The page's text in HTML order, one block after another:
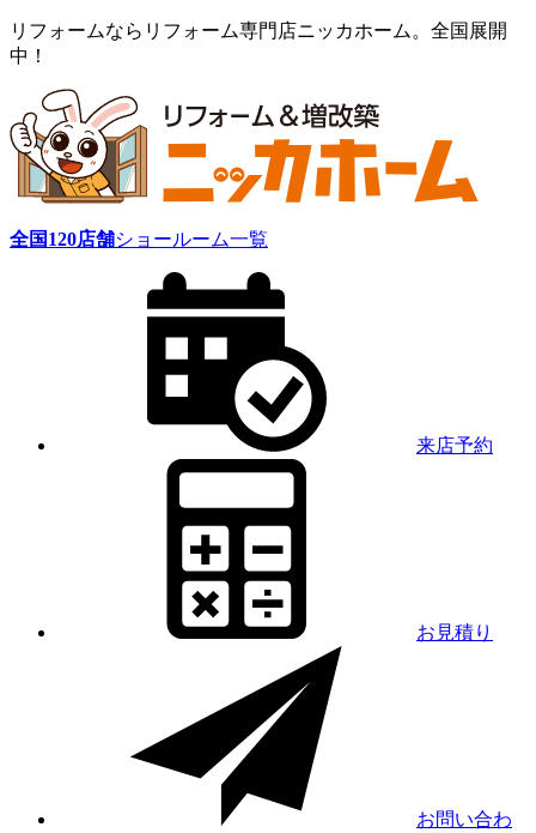
リフォームならリフォーム専門店ニッカホーム。全国展開
中！
全国120店舗ショールーム一覧
来店予約
お見積り
お問い合わ